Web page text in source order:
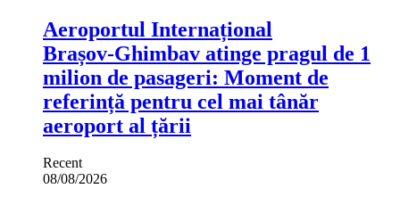
Aeroportul Internațional
Brașov‑Ghimbav atinge pragul de 1
milion de pasageri: Moment de
referință pentru cel mai tânăr
aeroport al țării
Recent
08/08/2026